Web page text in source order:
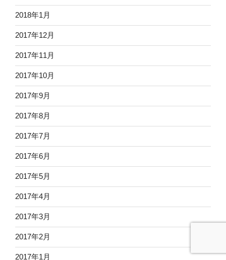
2018年1月
2017年12月
2017年11月
2017年10月
2017年9月
2017年8月
2017年7月
2017年6月
2017年5月
2017年4月
2017年3月
2017年2月
2017年1月